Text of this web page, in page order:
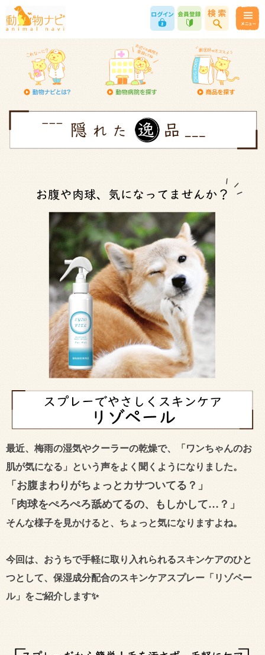
最近、梅雨の湿気やクーラーの乾燥で、「ワンちゃんのお
肌が気になる」という声をよく聞くようになりました。
「お腹まわりがちょっとカサついてる？」
「肉球をぺろぺろ舐めてるの、もしかして…？」
そんな様子を見かけると、ちょっと気になりますよね。
今回は、 おうちで手軽に取り入れられるスキンケアのひと
つとして、保湿成分配合のスキンケアスプレー「リゾペー
ル」をご紹介します✨